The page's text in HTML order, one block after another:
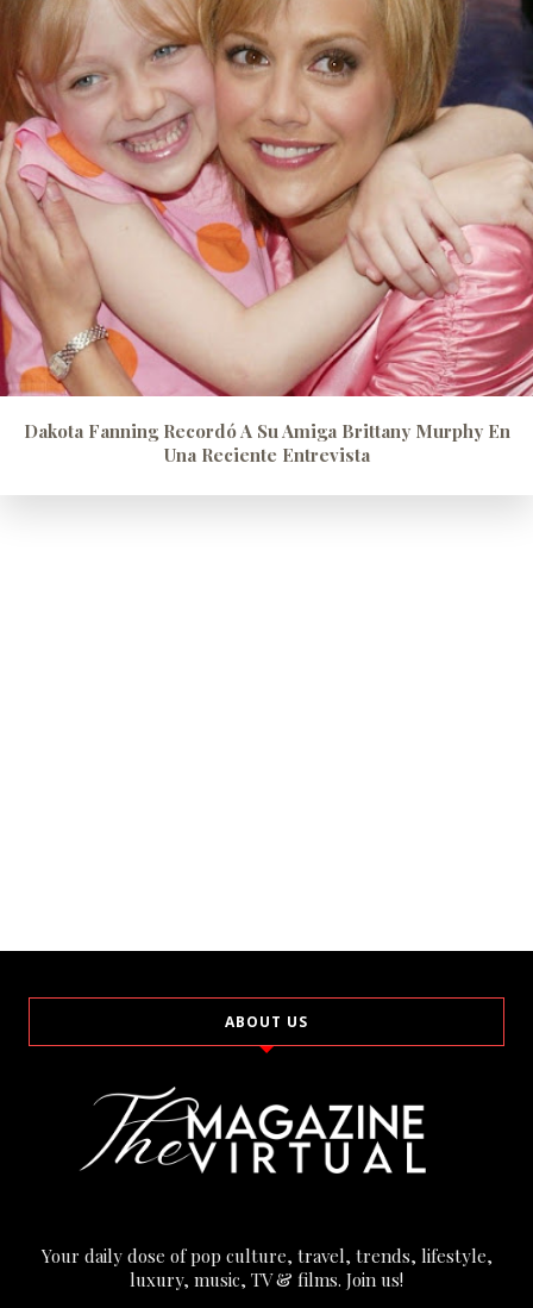
Dakota Fanning Recordó A Su Amiga Brittany Murphy En
Una Reciente Entrevista
ABOUT US
Your daily dose of pop culture, travel, trends, lifestyle,
luxury, music, TV & films. Join us!